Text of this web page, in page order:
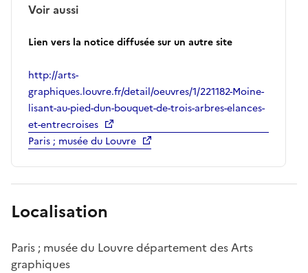
Voir aussi
Lien vers la notice diffusée sur un autre site
http://arts-
graphiques.louvre.fr/detail/oeuvres/1/221182-Moine-
lisant-au-pied-dun-bouquet-de-trois-arbres-elances-
et-entrecroises
Paris ; musée du Louvre
Localisation
Paris ; musée du Louvre département des Arts
graphiques